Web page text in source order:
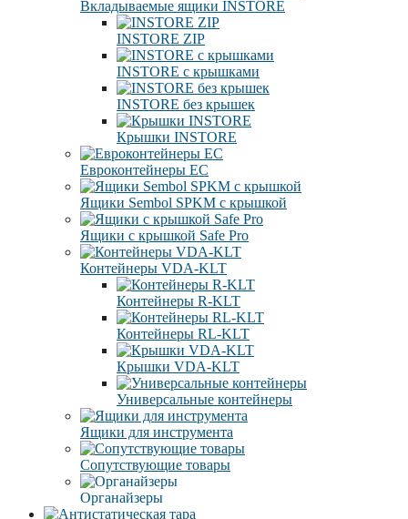
Вкладываемые ящики INSTORE
INSTORE ZIP
INSTORE с крышками
INSTORE без крышек
Крышки INSTORE
Евроконтейнеры ЕC
Ящики Sembol SPKM с крышкой
Ящики с крышкой Safe Pro
Контейнеры VDA-KLT
Контейнеры R-KLT
Контейнеры RL-KLT
Крышки VDA-KLT
Универсальные контейнеры
Ящики для инструмента
Сопутствующие товары
Органайзеры